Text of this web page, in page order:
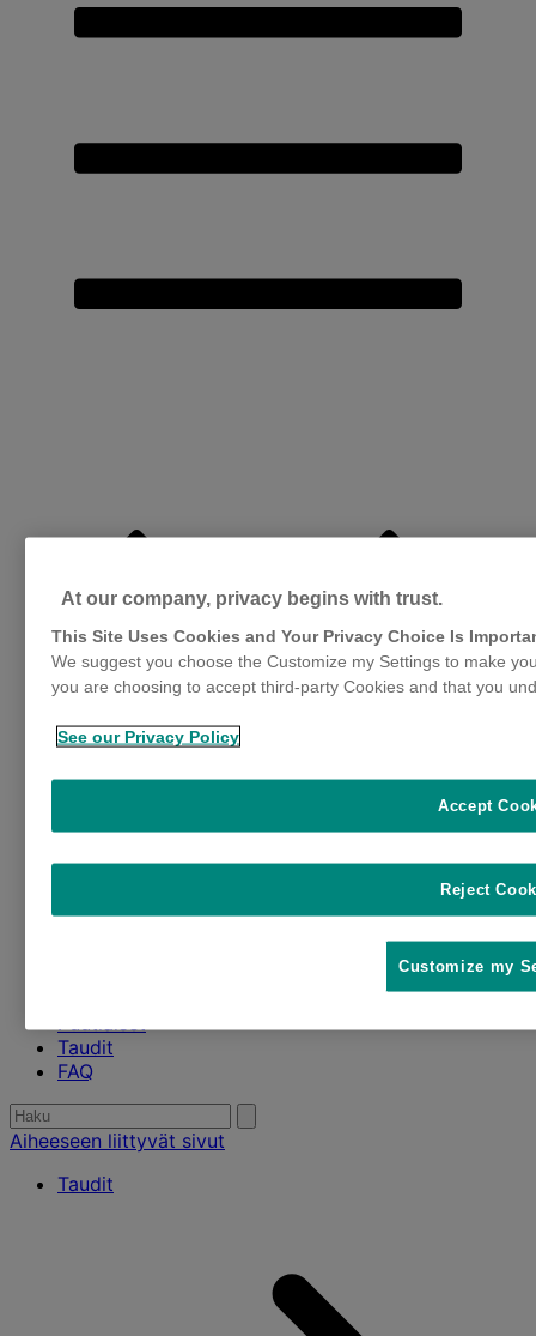
Puutiaiset
Taudit
FAQ
Etsiä:
search
Aiheeseen liittyvät sivut
Taudit
At our company, privacy begins with trust.
This Site Uses Cookies and Your Privacy Choice Is
We suggest you choose the Customize my Settings to make
you are choosing to accept third-party Cookies and that you
See our Privacy Policy
Reject
Accept
Customize my